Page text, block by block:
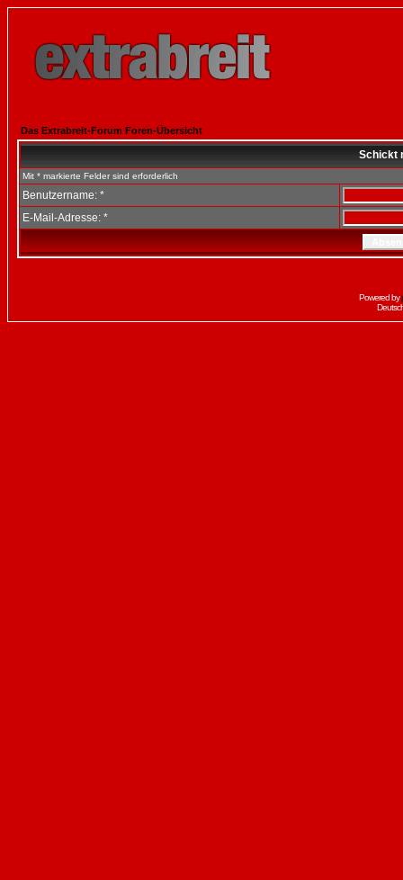
Das Extrabreit-Forum Foren-Übersicht
Schickt
Mit * markierte Felder sind erforderlich
Benutzername: *
E-Mail-Adresse: *
Powered by